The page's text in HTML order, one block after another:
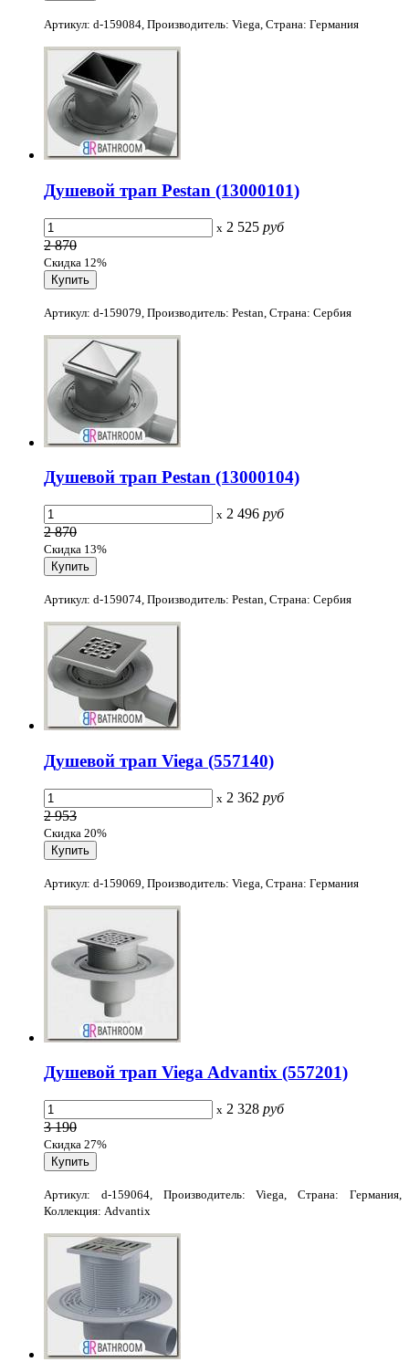
Артикул: d-159084, Производитель: Viega, Страна: Германия
Душевой трап Pestan (13000101)
x 2 525 руб
2 870
Скидка 12%
Артикул: d-159079, Производитель: Pestan, Страна: Сербия
Душевой трап Pestan (13000104)
x 2 496 руб
2 870
Скидка 13%
Артикул: d-159074, Производитель: Pestan, Страна: Сербия
Душевой трап Viega (557140)
x 2 362 руб
2 953
Скидка 20%
Артикул: d-159069, Производитель: Viega, Страна: Германия
Душевой трап Viega Advantix (557201)
x 2 328 руб
3 190
Скидка 27%
Артикул: d-159064, Производитель: Viega, Страна: Германия,
Коллекция: Advantix